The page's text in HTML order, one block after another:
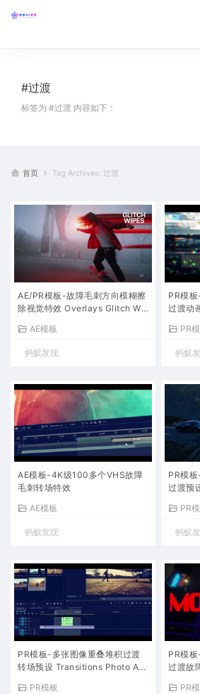
#过渡
标签为 #过渡 内容如下：
首页 Tag Archives: 过渡
AE/PR模板-故障毛刺方向模糊擦
除视觉特效 Overlays Glitch Wi
AE模板
蚂蚁发现
PR模
过渡动
PR
蚂蚁
AE模板-4K级100多个VHS故障
毛刺转场特效
AE模板
蚂蚁发现
PR模
过渡预
PR
蚂蚁
PR模板-多张图像重叠堆积过渡
转场预设 Transitions Photo Ani
PR模板
PR模
过渡故
PR